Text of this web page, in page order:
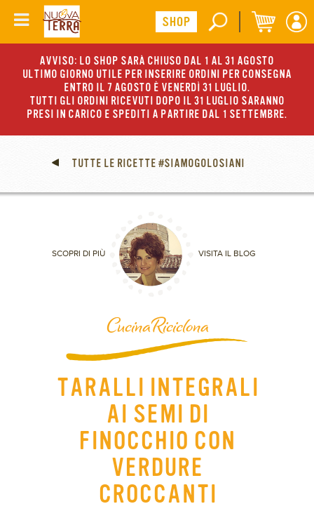
AVVISO: LO SHOP SARÀ CHIUSO DAL 1 AL 31 AGOSTO
ULTIMO GIORNO UTILE PER INSERIRE ORDINI PER CONSEGNA
ENTRO IL 7 AGOSTO È VENERDÌ 31 LUGLIO.
TUTTI GLI ORDINI RICEVUTI DOPO IL 31 LUGLIO SARANNO
PRESI IN CARICO E SPEDITI A PARTIRE DAL 1 SETTEMBRE.
TUTTE LE RICETTE #SIAMOGOLOSIANI
SCOPRI DI PIÙ VISITA IL BLOG
CucinaRiciclona
TARALLI INTEGRALI
AI SEMI DI
FINOCCHIO CON
VERDURE
CROCCANTI